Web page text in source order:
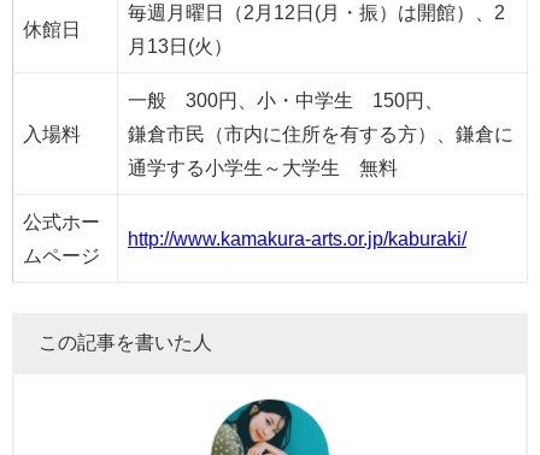
休館日
毎週月曜日（2月12日(月・振）は開館）、2
月13日(火）
入場料
一般 300円、小・中学生 150円、
鎌倉市民（市内に住所を有する方）、鎌倉に
通学する小学生～大学生 無料
公式ホー
ムページ
http://www.kamakura-arts.or.jp/kaburaki/
この記事を書いた人